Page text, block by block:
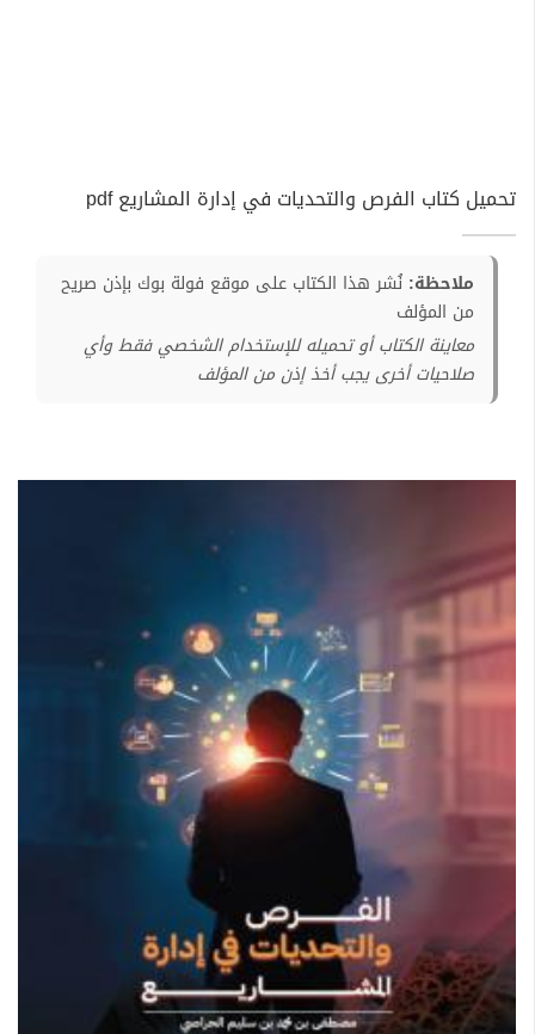
تحميل كتاب الفرص والتحديات في إدارة المشاريع pdf
ملاحظة: نُشر هذا الكتاب على موقع فولة بوك بإذن صريح
من المؤلف
معاينة الكتاب أو تحميله للإستخدام الشخصي فقط وأي
صلاحيات أخرى يجب أخذ إذن من المؤلف